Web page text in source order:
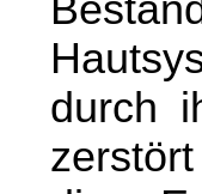
durch